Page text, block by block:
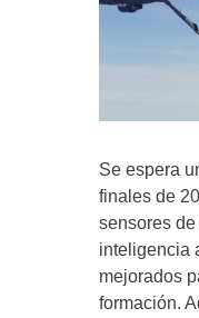
Se espera
finales de
sensores
inteligencia
mejorados
formación.